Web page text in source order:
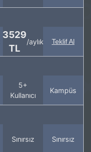
3529
TL
/aylık Teklif Al
5+
Kullanıcı
Kampüs
Sınırsız Sınırsız